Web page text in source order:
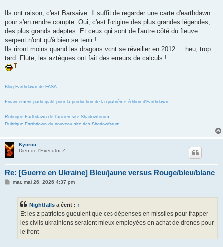
Ils ont raison, c'est Barsaive. Il suffit de regarder une carte d'earthdawn
pour s'en rendre compte. Oui, c'est l'origine des plus grandes légendes,
des plus grands adeptes. Et ceux qui sont de l'autre côté du fleuve
serpent n'ont qu'à bien se tenir !
Ils riront moins quand les dragons vont se réveiller en 2012.... heu, trop
tard. Flute, les aztèques ont fait des erreurs de calculs !
Blog Earthdawn de FASA
Financement participatif pour la production de la quatrième édition d'Earthdawn
Rubrique Earthdawn de l'ancien site Shadowforum
Rubrique Earthdawn du nouveau site des Shadowforum
Kyorou
Dieu de l'Executor Z
Re: [Guerre en Ukraine] Bleu/jaune versus Rouge/bleu/blanc
Mmar. mai 26, 2026 4:37 pm
Nightfalls a écrit : ↑
Et les z patriotes gueulent que ces dépenses en missiles pour frapper
les civils ukrainiens seraient mieux employées en achat de drones pour
le front